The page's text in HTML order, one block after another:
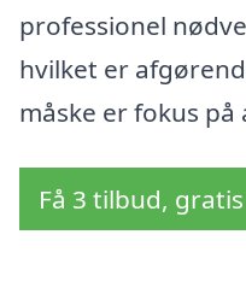
professionel
hvilket er
måske er fokus
Få 3 tilbud,